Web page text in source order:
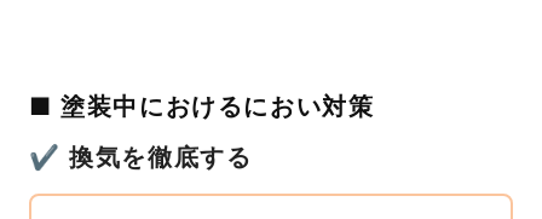
■ 塗装中におけるにおい対策
✔ 換気を徹底する